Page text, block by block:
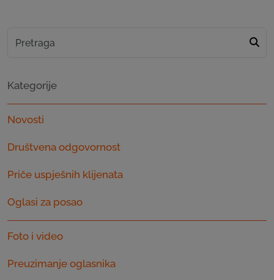
Kategorije
Novosti
Društvena odgovornost
Priče uspješnih klijenata
Oglasi za posao
Foto i video
Preuzimanje oglasnika